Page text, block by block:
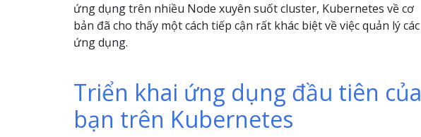
ứng dụng trên nhiều Node xuyên suốt cluster, Kubernetes về cơ
bản đã cho thấy một cách tiếp cận rất khác biệt về việc quản lý các
ứng dụng.
Triển khai ứng dụng đầu tiên của
bạn trên Kubernetes